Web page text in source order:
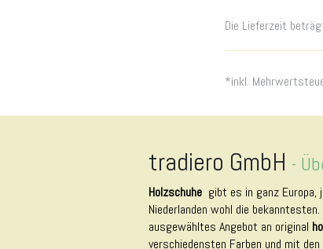
Die Lieferzeit
*inkl.
tradiero GmbH -
Holzschuhe gibt es in ganz Europa,
Niederlanden wohl die
ausgewähltes Angebot an original
verschiedensten Farben und mit